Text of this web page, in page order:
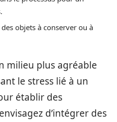
objets à conserver ou à
milieu plus agréable
le stress lié à un
établir des
d’intégrer des